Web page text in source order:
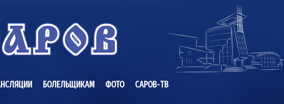
БОЛЕЛЬЩИКАМ ФОТО САРОВ-ТВ